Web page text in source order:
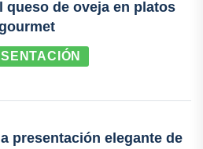
queso de oveja en platos
presentación elegante de